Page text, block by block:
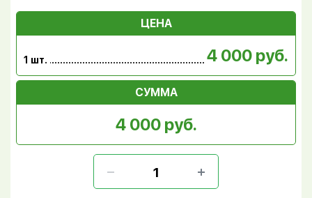
ЦЕНА
1 шт. 4 000 руб.
СУММА
4 000 руб.